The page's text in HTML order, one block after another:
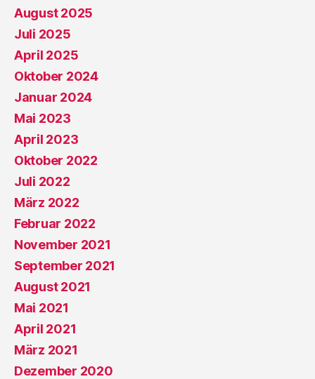
August 2025
Juli 2025
April 2025
Oktober 2024
Januar 2024
Mai 2023
April 2023
Oktober 2022
Juli 2022
März 2022
Februar 2022
November 2021
September 2021
August 2021
Mai 2021
April 2021
März 2021
Dezember 2020